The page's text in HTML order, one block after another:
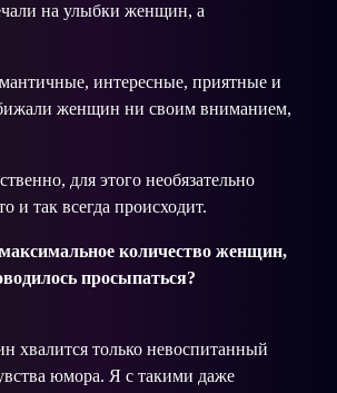
на улыбки женщин, а
интересные, приятные и
женщин ни своим вниманием,
для этого не­обязательно
и так всегда происходит.
количество женщин,
просыпаться?
хвалится только невоспитанный
юмора. Я с такими даже